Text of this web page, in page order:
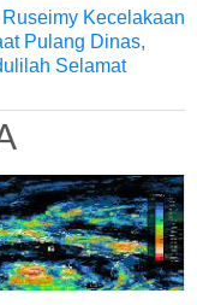
Kecelakaan
Pulang Dinas,
Selamat